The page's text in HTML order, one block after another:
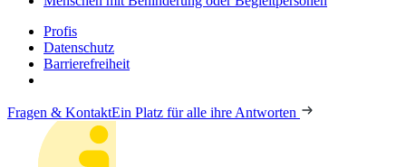
Profis
Datenschutz
Barrierefreiheit
Fragen & KontaktEin Platz für alle ihre Antworten